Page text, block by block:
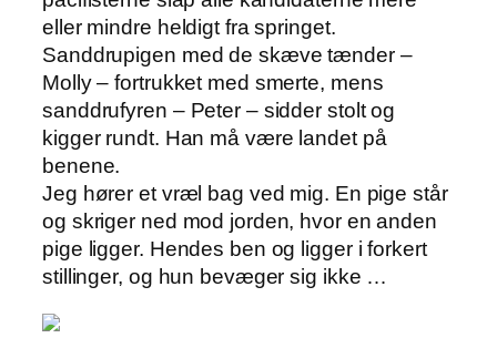
eller mindre heldigt fra springet.
Sanddrupigen med de skæve tænder –
Molly – fortrukket med smerte, mens
sanddrufyren – Peter – sidder stolt og
kigger rundt. Han må være landet på
benene.
Jeg hører et vræl bag ved mig. En pige står
og skriger ned mod jorden, hvor en anden
pige ligger. Hendes ben og ligger i forkert
stillinger, og hun bevæger sig ikke …